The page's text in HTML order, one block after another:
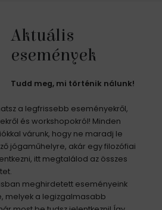
Aktuális
események
Tudd meg, mi történik nálunk!
a legfrissebb eseményekről,
és workshopokról! Minden
várunk, hogy ne maradj le
jógaműhelyre, akár egy filozófiai
itt megtalálod az összes
meghirdetett eseményeink
melyek a legizgalmasabb